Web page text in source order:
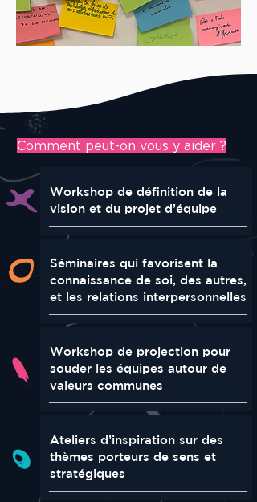
Comment peut-on vous y aider ?
Workshop de définition de la
vision et du projet d’équipe
Séminaires qui favorisent la
connaissance de soi, des autres,
et les relations interpersonnelles
Workshop de projection pour
souder les équipes autour de
valeurs communes
Ateliers d’inspiration sur des
thèmes porteurs de sens et
stratégiques